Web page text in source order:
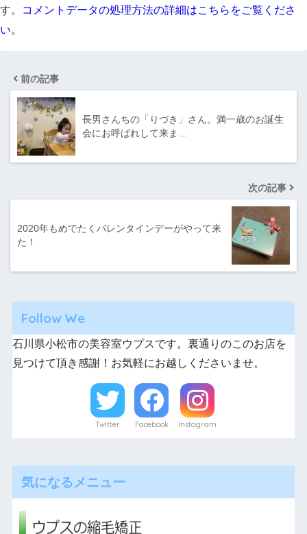
す。
コメントデータの処理方法の詳細はこちらをご覧くださ
い。
前の記事
長男さんちの「りづき」さん。満一歳のお誕生
会にお呼ばれして来ま…
次の記事
2020年もめでたくバレンタインデーがやって来
た！
Follow We
石川県小松市の美容室ウプスです。裏通りのこのお店を
見つけて頂き感謝！お気軽にお越しくださいませ。
Twitter Facebook Instagram
気になるメニュー